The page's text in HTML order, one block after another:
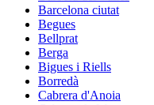
Barcelona ciutat
Begues
Bellprat
Berga
Bigues i Riells
Borredà
Cabrera d'Anoia